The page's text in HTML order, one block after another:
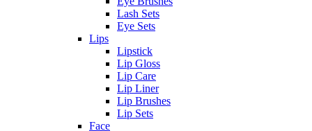
Lash Sets
Eye Sets
Lips
Lipstick
Lip Gloss
Lip Care
Lip Liner
Lip Brushes
Lip Sets
Face